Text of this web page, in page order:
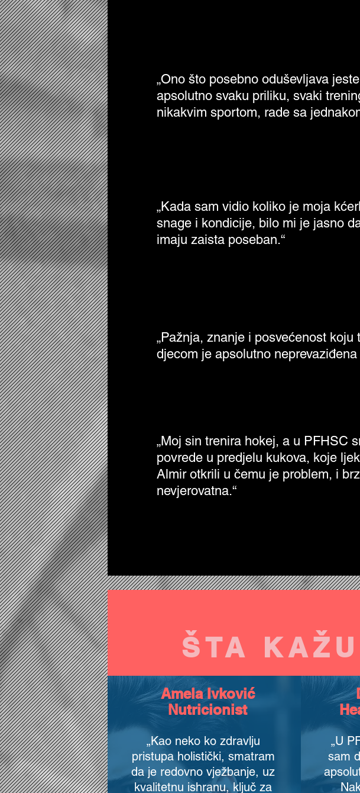
„Pažnja, znanje i posvećenost
djecom je
„Ono što posebno oduševljava
apsolutno svaku priliku, svaki
nikakvim sportom, rade sa
„Kada sam vidio koliko je moja
snage i kondicije, bilo mi je jasno
imaju zaista poseban.“
„Pažnja, znanje i posvećenost
djecom je apsolutno neprevaziđena
„Moj sin trenira hokej, a u PFHSC
povrede u predjelu kukova, koje
Almir otkrili u čemu je problem, i
nevjerovatna.“
ŠTA
Amela Ivković
Nutricionist
„Kao neko ko zdravlju
pristupa holistički, smatram
da je redovno vježbanje, uz
kvalitetnu ishranu, ključ za
„U
sam